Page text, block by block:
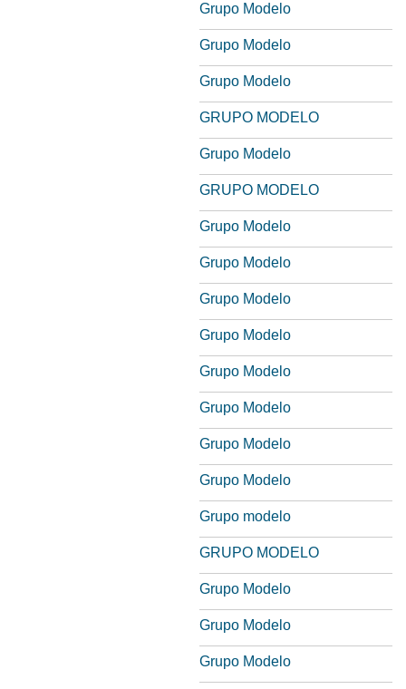
Grupo Modelo
Grupo Modelo
Grupo Modelo
GRUPO MODELO
Grupo Modelo
GRUPO MODELO
Grupo Modelo
Grupo Modelo
Grupo Modelo
Grupo Modelo
Grupo Modelo
Grupo Modelo
Grupo Modelo
Grupo Modelo
Grupo modelo
GRUPO MODELO
Grupo Modelo
Grupo Modelo
Grupo Modelo